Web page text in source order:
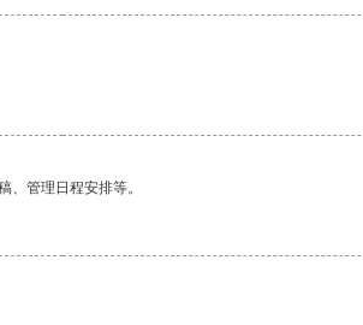
管理日程安排等。